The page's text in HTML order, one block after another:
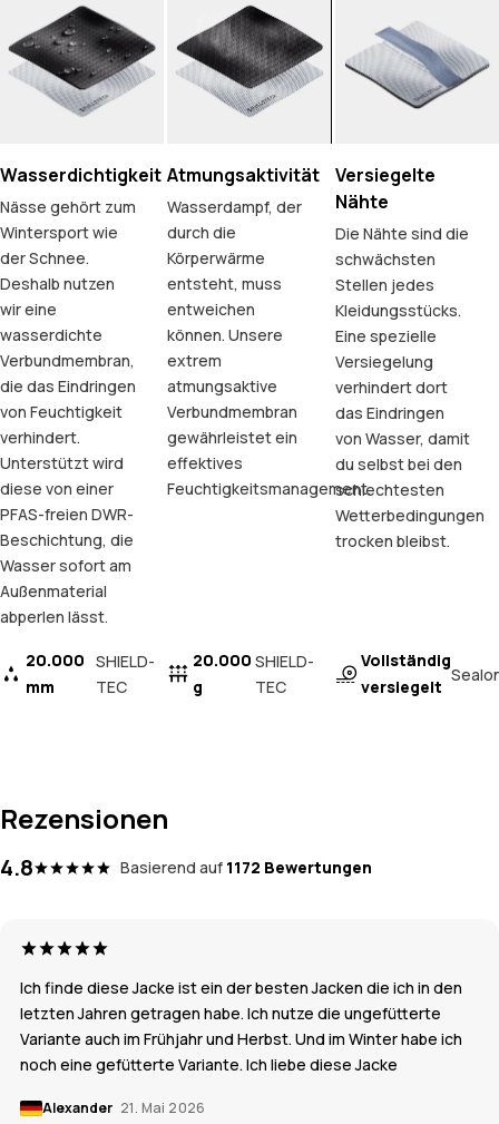
Wasserdichtigkeit
Nässe gehört zum
Wintersport wie
der Schnee.
Deshalb nutzen
wir eine
wasserdichte
Verbundmembran,
die das Eindringen
von Feuchtigkeit
verhindert.
Unterstützt wird
diese von einer
PFAS-freien DWR-
Beschichtung, die
Wasser sofort am
Außenmaterial
abperlen lässt.
20.000
mm
SHIELD-
TEC
Atmungsaktivität
Wasserdampf, der
durch die
Körperwärme
entsteht, muss
entweichen
können. Unsere
extrem
atmungsaktive
Verbundmembran
gewährleistet ein
effektives
Feuchtigkeitsmanagement.
20.000
g
SHIELD-
TEC
Versiegelte
Nähte
Die Nähte sind die
schwächsten
Stellen jedes
Kleidungsstücks.
Eine spezielle
Versiegelung
verhindert dort
das Eindringen
von Wasser, damit
du selbst bei den
schlechtesten
Wetterbedingungen
trocken bleibst.
Vollständig
versiegelt
Rezensionen
4.8 Basierend auf 1172 Bewertungen
Ich finde diese Jacke ist ein der besten Jacken die ich in den
letzten Jahren getragen habe. Ich nutze die ungefütterte
Variante auch im Frühjahr und Herbst. Und im Winter habe ich
noch eine gefütterte Variante. Ich liebe diese Jacke
Alexander 21. Mai 2026